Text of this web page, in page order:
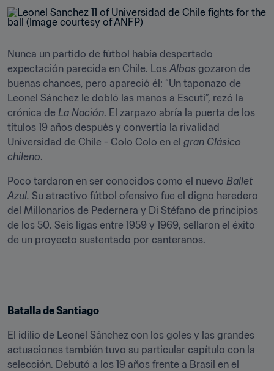
Nunca un partido de fútbol había despertado
expectación parecida en Chile. Los Albos gozaron de
buenas chances, pero apareció él: “Un taponazo de
Leonel Sánchez le dobló las manos a Escuti”, rezó la
crónica de La Nación. El zarpazo abría la puerta de los
títulos 19 años después y convertía la rivalidad
Universidad de Chile - Colo Colo en el gran Clásico
chileno.
Poco tardaron en ser conocidos como el nuevo Ballet
Azul. Su atractivo fútbol ofensivo fue el digno heredero
del Millonarios de Pedernera y Di Stéfano de principios
de los 50. Seis ligas entre 1959 y 1969, sellaron el éxito
de un proyecto sustentado por canteranos.
Batalla de Santiago
El idilio de Leonel Sánchez con los goles y las grandes
actuaciones también tuvo su particular capítulo con la
selección. Debutó a los 19 años frente a Brasil en el